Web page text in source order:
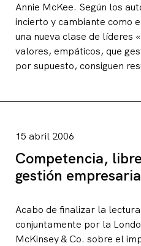
Annie McKee. Según los
incierto y cambiante como
una nueva clase de líderes
valores, empáticos, que
por supuesto, consiguen
15 abril 2006
Competencia,
gestión
Acabo de finalizar la
conjuntamente por la
McKinsey & Co. sobre el